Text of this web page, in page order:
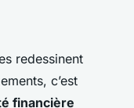
redessinent
c’est
financière